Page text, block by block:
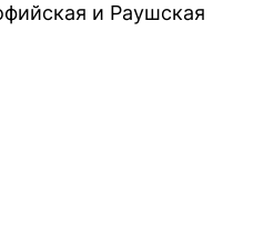
и Раушская